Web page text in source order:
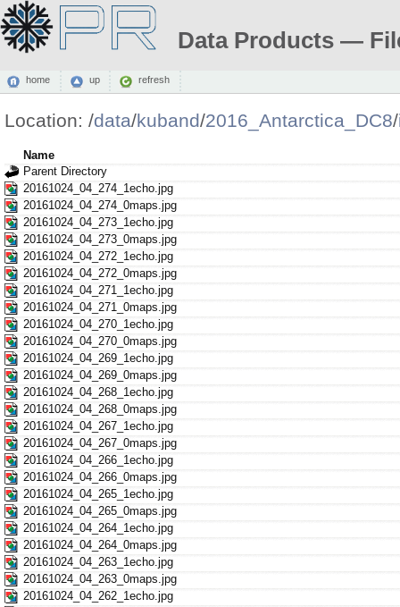
Data Products —
home up refresh
Location: /data/kuband/2016_Antarctica_DC8/
Name
Parent Directory
20161024_04_274_1echo.jpg
20161024_04_274_0maps.jpg
20161024_04_273_1echo.jpg
20161024_04_273_0maps.jpg
20161024_04_272_1echo.jpg
20161024_04_272_0maps.jpg
20161024_04_271_1echo.jpg
20161024_04_271_0maps.jpg
20161024_04_270_1echo.jpg
20161024_04_270_0maps.jpg
20161024_04_269_1echo.jpg
20161024_04_269_0maps.jpg
20161024_04_268_1echo.jpg
20161024_04_268_0maps.jpg
20161024_04_267_1echo.jpg
20161024_04_267_0maps.jpg
20161024_04_266_1echo.jpg
20161024_04_266_0maps.jpg
20161024_04_265_1echo.jpg
20161024_04_265_0maps.jpg
20161024_04_264_1echo.jpg
20161024_04_264_0maps.jpg
20161024_04_263_1echo.jpg
20161024_04_263_0maps.jpg
20161024_04_262_1echo.jpg